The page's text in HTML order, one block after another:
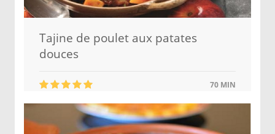
Tajine de poulet aux patates
douces
70 MIN